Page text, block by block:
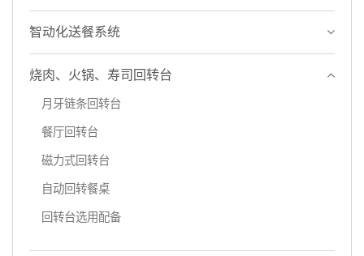
智动化送餐系统
烧肉、火锅、寿司回转台
月牙链条回转台
餐厅回转台
磁力式回转台
自动回转餐桌
回转台选用配备